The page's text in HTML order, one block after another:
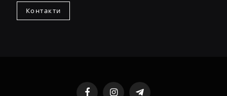
Контакти